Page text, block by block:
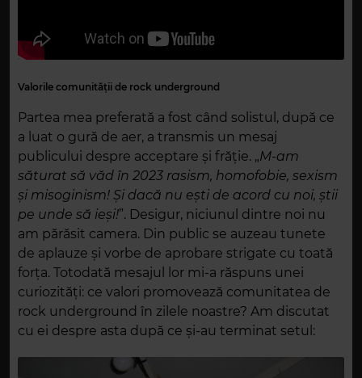
Valorile comunității de rock underground
Partea mea preferată a fost când solistul, după ce
a luat o gură de aer, a transmis un mesaj
publicului despre acceptare și frăție. „M-am
săturat să văd în 2023 rasism, homofobie, sexism
și misoginism! Și dacă nu ești de acord cu noi, știi
pe unde să ieși!”. Desigur, niciunul dintre noi nu
am părăsit camera. Din public se auzeau tunete
de aplauze și vorbe de aprobare strigate cu toată
forța. Totodată mesajul lor mi-a răspuns unei
curiozități: ce valori promovează comunitatea de
rock underground în zilele noastre? Am discutat
cu ei despre asta după ce și-au terminat setul: